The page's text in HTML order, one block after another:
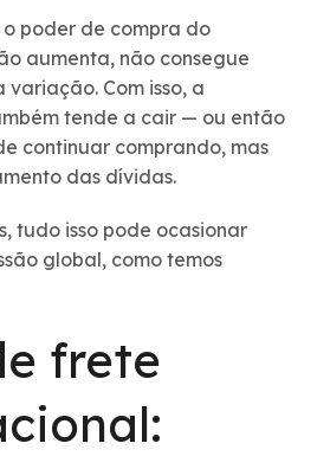
o poder de compra do
aumenta, não consegue
variação. Com isso, a
tende a cair — ou então
continuar comprando, mas
das dívidas.
tudo isso pode ocasionar
global, como temos
frete